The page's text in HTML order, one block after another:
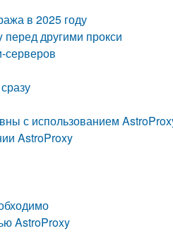
в 2025 году
другими прокси
серверов
с использованием
AstroProxy
AstroProxy